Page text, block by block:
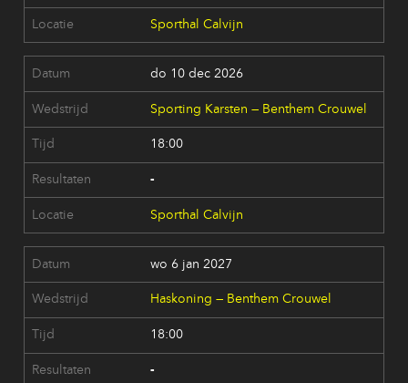
Sporthal Calvijn
do 10 dec 2026
Sporting Karsten — Benthem Crouwel
18:00
-
Sporthal Calvijn
wo 6 jan 2027
Haskoning — Benthem Crouwel
18:00
-